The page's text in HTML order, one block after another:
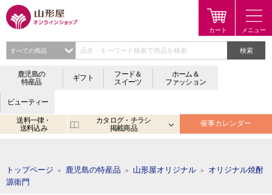
検索
鹿児島の
特産品
ギフト
フード＆
スイーツ
ホーム＆
ファッション
ビューティー
送料一律・
送料込み
カタログ・チラシ
掲載商品
催事カレンダー
トップページ ＞ 鹿児島の特産品 ＞ 山形屋オリジナル ＞
オリジナル焼酎
源衛門